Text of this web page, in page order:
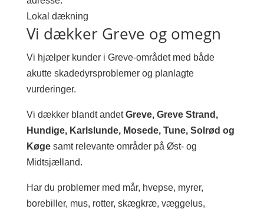
Lokal dækning
Vi dækker Greve og omegn
Vi hjælper kunder i Greve-området med både
akutte skadedyrsproblemer og planlagte
vurderinger.
Vi dækker blandt andetGreve, Greve Strand,
Hundige, Karlslunde, Mosede, Tune, Solrød og
Køgesamt relevante områder på Øst- og
Midtsjælland.
Har du problemer med mår, hvepse, myrer,
borebiller, mus, rotter, skægkræ, væggelus,